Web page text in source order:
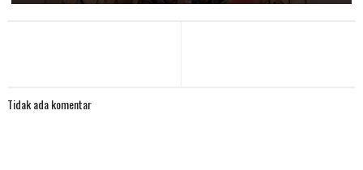
Tidak ada komentar